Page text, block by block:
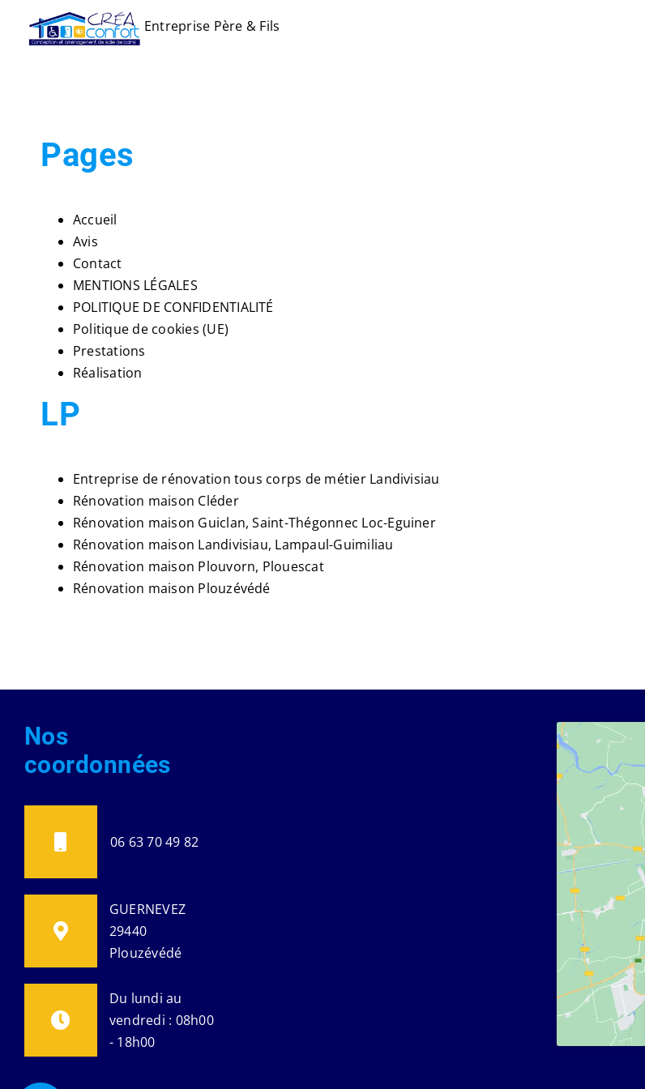
Entreprise Père & Fils
Pages
Accueil
Avis
Contact
MENTIONS LÉGALES
POLITIQUE DE CONFIDENTIALITÉ
Politique de cookies (UE)
Prestations
Réalisation
LP
Entreprise de rénovation tous corps de métier Landivisiau
Rénovation maison Cléder
Rénovation maison Guiclan, Saint-Thégonnec Loc-Eguiner
Rénovation maison Landivisiau, Lampaul-Guimiliau
Rénovation maison Plouvorn, Plouescat
Rénovation maison Plouzévédé
Nos
coordonnées
06 63 70 49 82
GUERNEVEZ
29440
Plouzévédé
Du lundi au
vendredi : 08h00
- 18h00